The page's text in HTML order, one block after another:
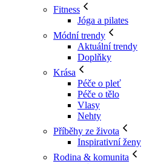
Fitness
Jóga a pilates
Módní trendy
Aktuální trendy
Doplňky
Krása
Péče o pleť
Péče o tělo
Vlasy
Nehty
Příběhy ze života
Inspirativní ženy
Rodina & komunita